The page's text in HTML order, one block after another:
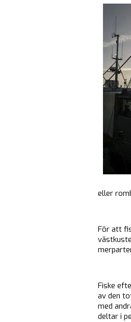
eller
För att
Fiske
av den
med
deltar i